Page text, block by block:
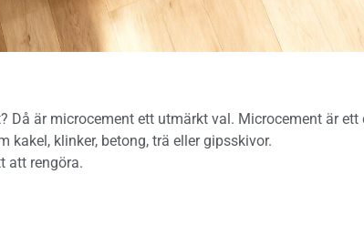
är microcement ett utmärkt val. Microcement är
klinker, betong, trä eller gipsskivor.
att rengöra.